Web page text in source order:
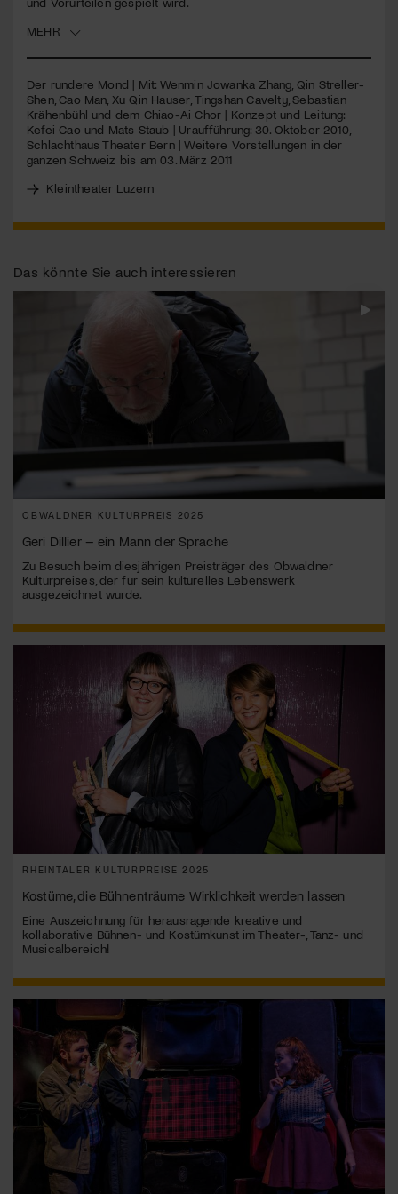
MEHR
Der rundere Mond | Mit: Wenmin Jowanka Zhang, Qin Streller-
Shen, Cao Man, Xu Qin Hauser, Tingshan Cavelty, Sebastian
Krähenbühl und dem Chiao-Ai Chor | Konzept und Leitung:
Kefei Cao und Mats Staub | Uraufführung: 30. Oktober 2010,
Schlachthaus Theater Bern | Weitere Vorstellungen in der
ganzen Schweiz bis am 03. März 2011
Kleintheater Luzern
Das könnte Sie auch interessieren
OBWALDNER KULTURPREIS 2025
Geri Dillier – ein Mann der Sprache
Zu Besuch beim diesjährigen Preisträger des Obwaldner
Kulturpreises, der für sein kulturelles Lebenswerk
ausgezeichnet wurde.
RHEINTALER KULTURPREISE 2025
Kostüme, die Bühnenträume Wirklichkeit werden lassen
Eine Auszeichnung für herausragende kreative und
kollaborative Bühnen- und Kostümkunst im Theater-, Tanz- und
Musicalbereich!
Jetzt Mitglied werden